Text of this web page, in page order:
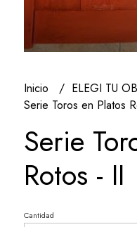
Inicio
ELEGI TU
Serie Toros en Platos
Serie
Rotos - II
Cantidad